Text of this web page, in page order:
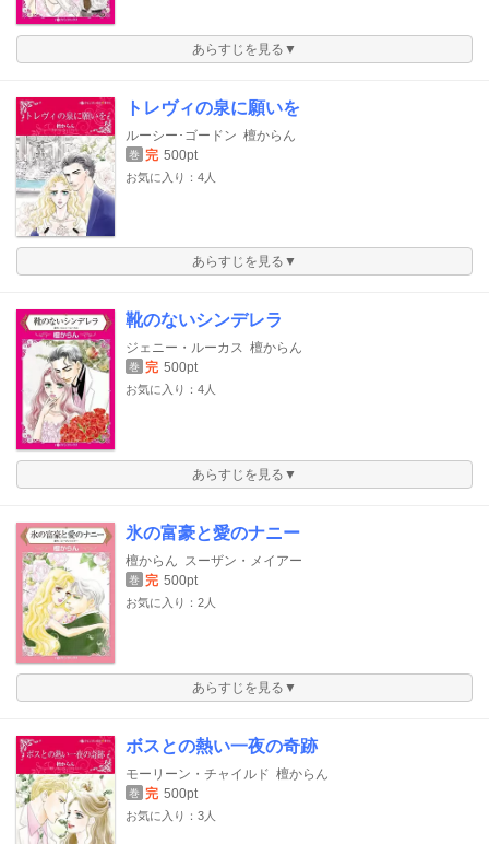
あらすじを見る▼
トレヴィの泉に願いを
ルーシー･ゴードン 檀からん
巻 完 500pt
お気に入り：4人
あらすじを見る▼
靴のないシンデレラ
ジェニー・ルーカス 檀からん
巻 完 500pt
お気に入り：4人
あらすじを見る▼
氷の富豪と愛のナニー
檀からん スーザン・メイアー
巻 完 500pt
お気に入り：2人
あらすじを見る▼
ボスとの熱い一夜の奇跡
モーリーン・チャイルド 檀からん
巻 完 500pt
お気に入り：3人